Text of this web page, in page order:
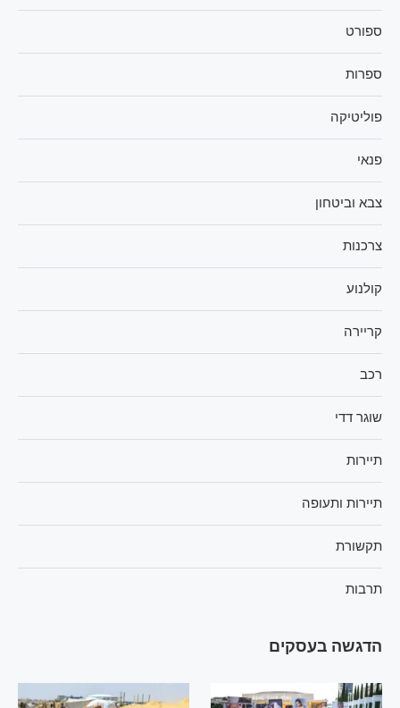
ספורט
ספרות
פוליטיקה
פנאי
צבא וביטחון
צרכנות
קולנוע
קריירה
רכב
שוגר דדי
תיירות
תיירות ותעופה
תקשורת
תרבות
הדגשה בעסקים